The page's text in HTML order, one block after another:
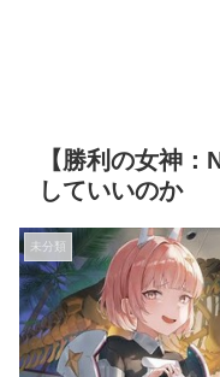
【勝利の女神
していいのか
未分類